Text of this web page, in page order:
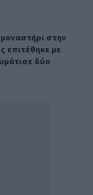
Μοναχός
στην
στην
επιτέθηκε με
δύο